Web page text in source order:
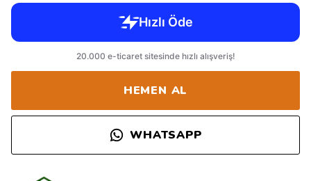
HEMEN AL
WHATSAPP